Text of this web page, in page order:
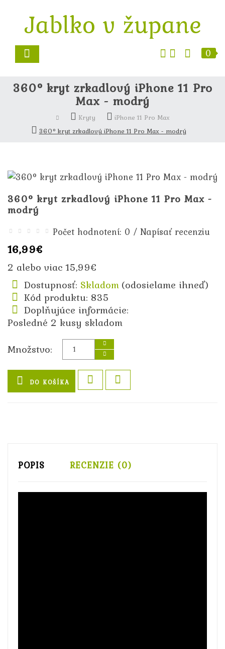
0
360° kryt zrkadlový iPhone 11 Pro
Max - modrý
Kryty
iPhone 11 Pro Max
360° kryt zrkadlový iPhone 11 Pro Max - modrý
360° kryt zrkadlový iPhone 11 Pro Max -
modrý
Počet hodnotení: 0 / Napísať recenziu
16,99€
2 alebo viac 15,99€
Dostupnosť: Skladom (odosielame ihneď)
Kód produktu: 835
Doplňujúce informácie:
Posledné 2 kusy skladom
Množstvo:
DO KOŠÍKA
POPIS RECENZIE (0)